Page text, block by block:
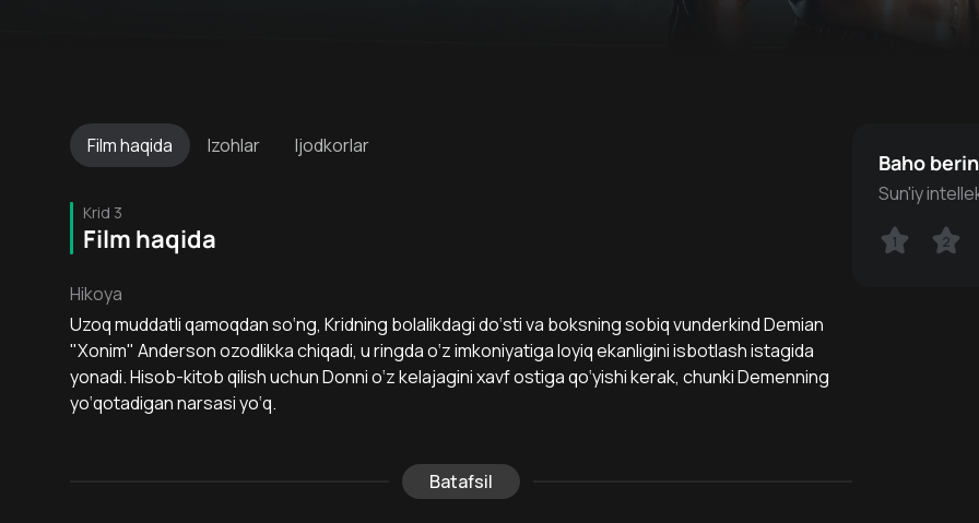
Filmhaqida Izohlar Ijodkorlar
Krid 3
Film haqida
Hikoya
Uzoq muddatli qamoqdan so‘ng, Kridning bolalikdagi do‘sti va boksning sobiq vunderkind Demian
"Xonim" Anderson ozodlikka chiqadi, u ringda o‘z imkoniyatiga loyiq ekanligini isbotlash istagida
yonadi. Hisob-kitob qilish uchun Donni o‘z kelajagini xavf ostiga qo‘yishi kerak, chunki Demenning
yo‘qotadigan narsasi yo‘q.
Batafsil
Baho
Sun'iy
1 2
1 2